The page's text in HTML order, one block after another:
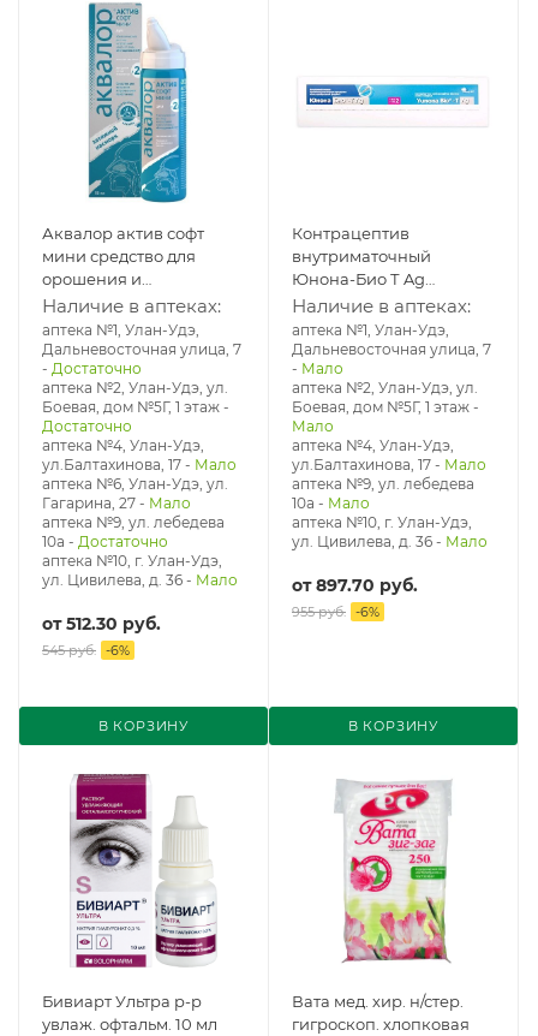
Аквалор актив софт
мини средство для
орошения и
промывания полости
носа 50 мл
Наличие в аптеках:
аптека №1, Улан-Удэ,
Дальневосточная улица, 7
- Достаточно
аптека №2, Улан-Удэ, ул.
Боевая, дом №5Г, 1 этаж -
Достаточно
аптека №4, Улан-Удэ,
ул.Балтахинова, 17 - Мало
аптека №6, Улан-Удэ, ул.
Гагарина, 27 - Мало
аптека №9, ул. лебедева
10а - Достаточно
аптека №10, г. Улан-Удэ,
ул. Цивилева, д. 36 - Мало
от512.30 руб.
545 руб. -6%
В КОРЗИНУ
Контрацептив
внутриматочный
Юнона-Био Т Ag
кольцеобразной формы
тип № 2
Наличие в аптеках:
аптека №1, Улан-Удэ,
Дальневосточная улица, 7
- Мало
аптека №2, Улан-Удэ, ул.
Боевая, дом №5Г, 1 этаж -
Мало
аптека №4, Улан-Удэ,
ул.Балтахинова, 17 - Мало
аптека №9, ул. лебедева
10а - Мало
аптека №10, г. Улан-Удэ,
ул. Цивилева, д. 36 - Мало
от897.70 руб.
955 руб. -6%
В КОРЗИНУ
Бивиарт Ультра р-р
увлаж. офтальм. 10 мл
Вата мед. хир. н/стер.
гигроскоп. хлопковая